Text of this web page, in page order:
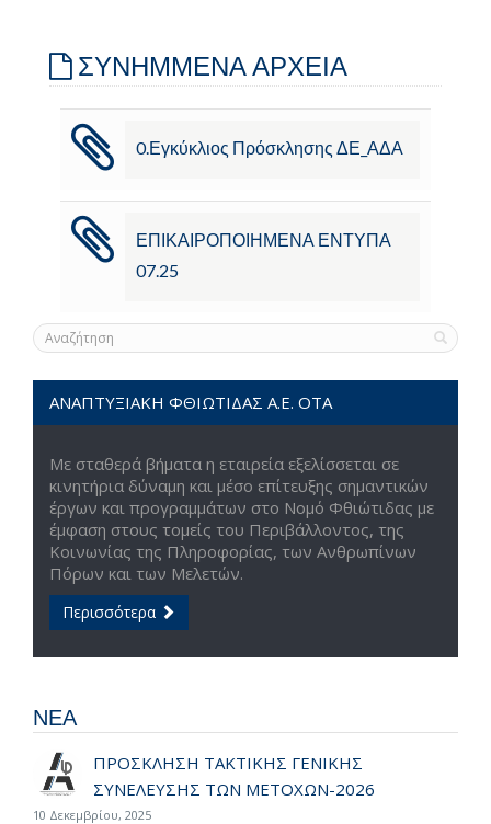
ΣΥΝΗΜΜΕΝΑ ΑΡΧΕΙΑ
0.Εγκύκλιος Πρόσκλησης ΔΕ_ΑΔΑ
ΕΠΙΚΑΙΡΟΠΟΙΗΜΕΝΑ ΕΝΤΥΠΑ
07.25
ΑΝΑΠΤΥΞΙΑΚΗ ΦΘΙΩΤΙΔΑΣ Α.Ε. ΟΤΑ
Με σταθερά βήματα η εταιρεία εξελίσσεται σε
κινητήρια δύναμη και μέσο επίτευξης σημαντικών
έργων και προγραμμάτων στο Νομό Φθιώτιδας με
έμφαση στους τομείς του Περιβάλλοντος, της
Κοινωνίας της Πληροφορίας, των Ανθρωπίνων
Πόρων και των Μελετών.
Περισσότερα
ΝΕΑ
ΠΡΟΣΚΛΗΣΗ ΤΑΚΤΙΚΗΣ ΓΕΝΙΚΗΣ
ΣΥΝΕΛΕΥΣΗΣ ΤΩΝ ΜΕΤΟΧΩΝ-2026
10 Δεκεμβρίου, 2025